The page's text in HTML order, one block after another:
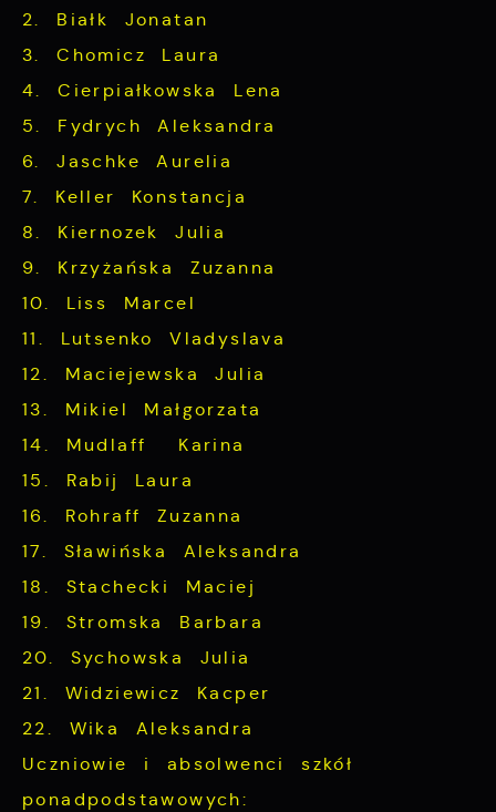
2. Białk Jonatan
3. Chomicz Laura
4. Cierpiałkowska Lena
5. Fydrych Aleksandra
6. Jaschke Aurelia
7. Keller Konstancja
8. Kiernozek Julia
9. Krzyżańska Zuzanna
10. Liss Marcel
11. Lutsenko Vladyslava
12. Maciejewska Julia
13. Mikiel Małgorzata
14. Mudlaff Karina
15. Rabij Laura
16. Rohraff Zuzanna
17. Sławińska Aleksandra
18. Stachecki Maciej
19. Stromska Barbara
20. Sychowska Julia
21. Widziewicz Kacper
22. Wika Aleksandra
Uczniowie i absolwenci szkół
ponadpodstawowych: